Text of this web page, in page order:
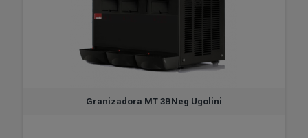
Granizadora MT 3BNeg Ugolini